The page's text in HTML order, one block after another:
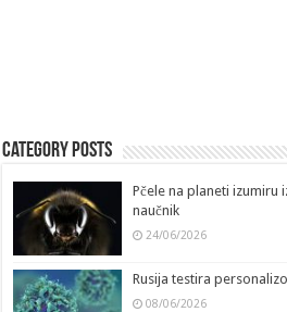
Category Posts
Pčele na planeti
naučnik
24/06/2026
Rusija testira
08/06/2026